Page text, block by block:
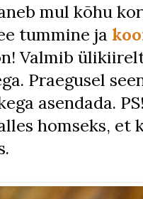
mul kõhu
tummine ja
Valmib
Praegusel
asendada.
homseks, et